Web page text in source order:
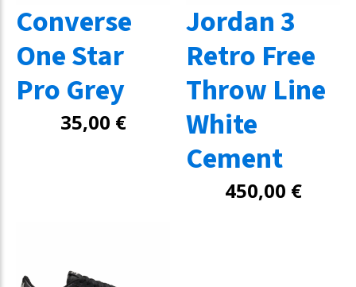
Converse
One Star
Pro Grey
35,00 €
Jordan 3
Retro Free
Throw Line
White
Cement
450,00 €